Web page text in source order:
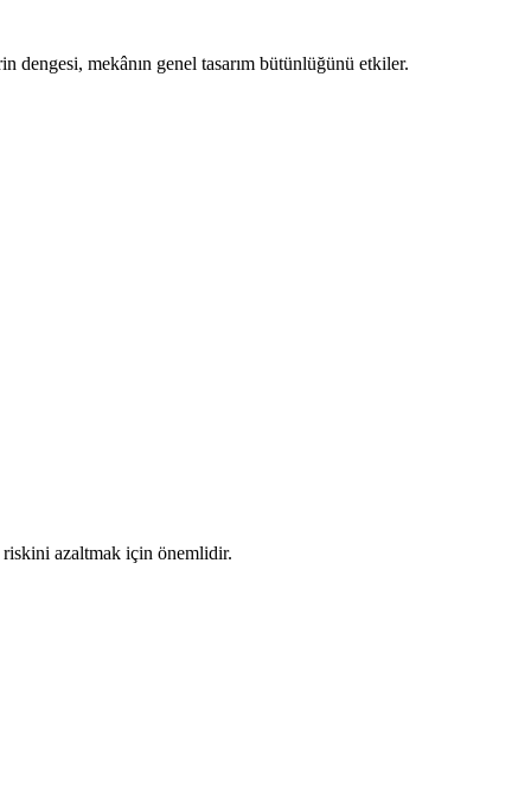
mekânın genel tasarım bütünlüğünü etkiler.
riskini azaltmak için önemlidir.